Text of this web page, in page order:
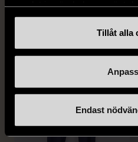
Tillåt alla
Endast
XXL (54) Nytt skick